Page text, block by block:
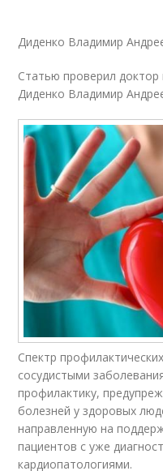
Диденко Владимир
Статью проверил доктор
Диденко Владимир
Спектр
сосудистыми
профилактику,
болезней у здоровых
направленную на
пациентов с уже
кардиопатологиями.